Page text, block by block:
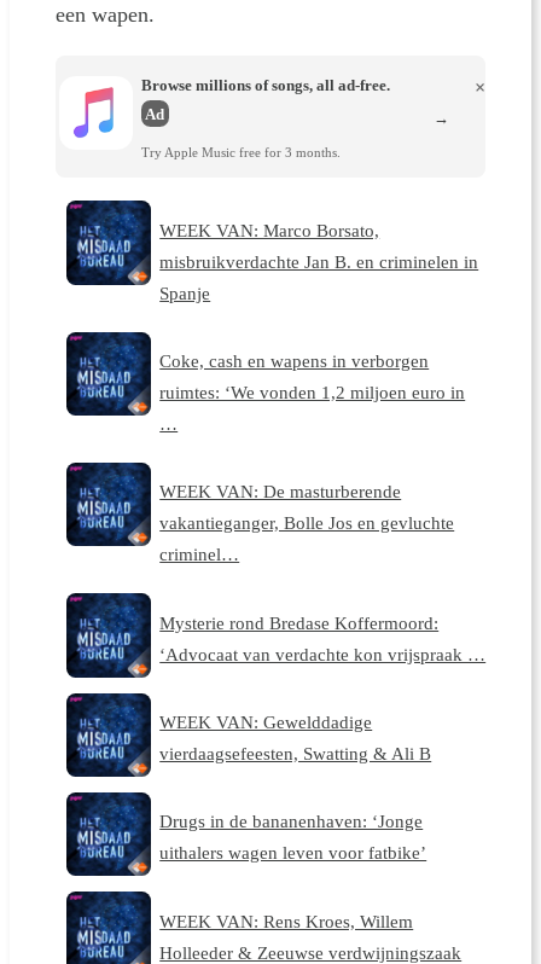
een wapen.
Browse millions of songs, all ad-free.
Ad
Try Apple Music free for 3 months.
×
→
WEEK VAN: Marco Borsato,
misbruikverdachte Jan B. en criminelen in
Spanje
Coke, cash en wapens in verborgen
ruimtes: ‘We vonden 1,2 miljoen euro in
…
WEEK VAN: De masturberende
vakantieganger, Bolle Jos en gevluchte
criminel…
Mysterie rond Bredase Koffermoord:
‘Advocaat van verdachte kon vrijspraak …
WEEK VAN: Gewelddadige
vierdaagsefeesten, Swatting & Ali B
Drugs in de bananenhaven: ‘Jonge
uithalers wagen leven voor fatbike’
WEEK VAN: Rens Kroes, Willem
Holleeder & Zeeuwse verdwijningszaak